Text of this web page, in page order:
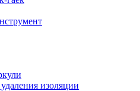
изоляции